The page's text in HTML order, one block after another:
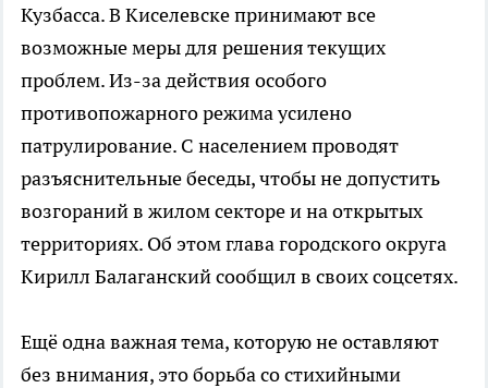
Кузбасса. В Киселевске принимают все
возможные меры для решения текущих
проблем. Из-за действия особого
противопожарного режима усилено
патрулирование. С населением проводят
разъяснительные беседы, чтобы не допустить
возгораний в жилом секторе и на открытых
территориях. Об этом глава городского округа
Кирилл Балаганский сообщил в своих соцсетях.
Ещё одна важная тема, которую не оставляют
без внимания, это борьба со стихийными